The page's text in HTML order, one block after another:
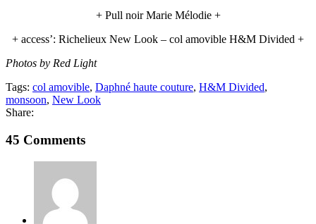
+ Pull noir Marie Mélodie +
+ access’: Richelieux New Look – col amovible H&M Divided +
Photos by Red Light
Tags: col amovible, Daphné haute couture, H&M Divided,
monsoon, New Look
Share:
45 Comments